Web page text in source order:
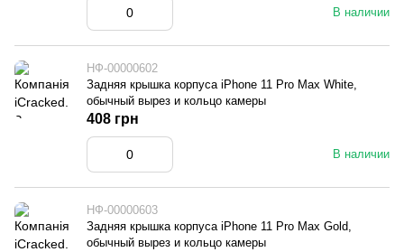
В наличии
НФ-00000602
Задняя крышка корпуса iPhone 11 Pro Max White,
обычный вырез и кольцо камеры
В наличии
408 грн
НФ-00000603
Задняя крышка корпуса iPhone 11 Pro Max Gold,
обычный вырез и кольцо камеры